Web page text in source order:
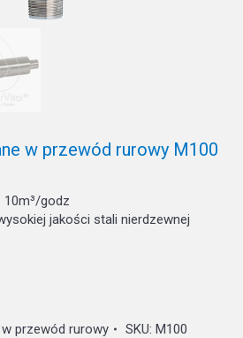
w przewód rurowy M100
10m³/godz
jakości stali nierdzewnej
przewód rurowy SKU: M100